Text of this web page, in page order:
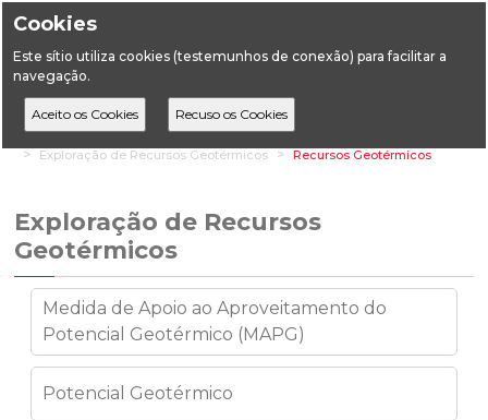
Cookies
Este sítio utiliza cookies (testemunhos de conexão) para facilitar a
navegação.
HomeÁreas Setoriais Geologia
Recursos Geotérmicos
Exploração de Recursos Geotérmicos
Recursos Geotérmicos
Exploração de Recursos
Geotérmicos
Medida de Apoio ao Aproveitamento do
Potencial Geotérmico (MAPG)
Potencial Geotérmico